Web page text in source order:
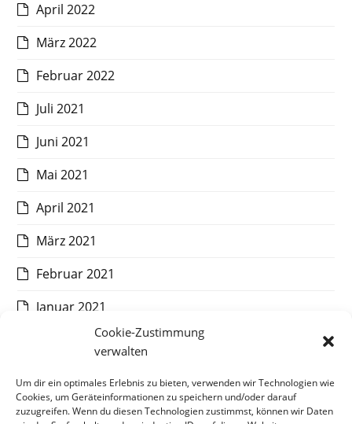
Cookie-Zustimmung
verwalten
Um dir ein optimales Erlebnis zu bieten, verwenden wir Technologien wie
Cookies, um Geräteinformationen zu speichern und/oder darauf
zuzugreifen. Wenn du diesen Technologien zustimmst, können wir Daten
April 2022
März 2022
Februar 2022
Juli 2021
Juni 2021
Mai 2021
April 2021
März 2021
Februar 2021
Januar 2021
Dezember 2020
Oktober 2020